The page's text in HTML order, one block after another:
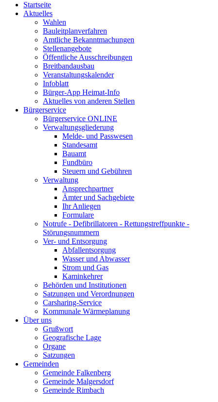
Startseite
Aktuelles
Wahlen
Bauleitplanverfahren
Amtliche Bekanntmachungen
Stellenangebote
Öffentliche Ausschreibungen
Breitbandausbau
Veranstaltungskalender
Infoblatt
Bürger-App Heimat-Info
Aktuelles von anderen Stellen
Bürgerservice
Bürgerservice ONLINE
Verwaltungsgliederung
Melde- und Passwesen
Standesamt
Bauamt
Fundbüro
Steuern und Gebühren
Verwaltung
Ansprechpartner
Ämter und Sachgebiete
Ihr Anliegen
Formulare
Notrufe - Defibrillatoren - Rettungstreffpunkte -
Störungsnummern
Ver- und Entsorgung
Abfallentsorgung
Wasser und Abwasser
Strom und Gas
Kaminkehrer
Behörden und Institutionen
Satzungen und Verordnungen
Carsharing-Service
Kommunale Wärmeplanung
Über uns
Grußwort
Geografische Lage
Organe
Satzungen
Gemeinden
Gemeinde Falkenberg
Gemeinde Malgersdorf
Gemeinde Rimbach